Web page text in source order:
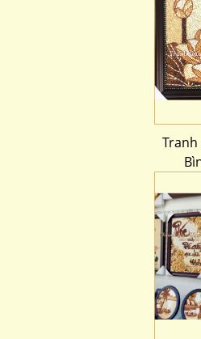
Tranh